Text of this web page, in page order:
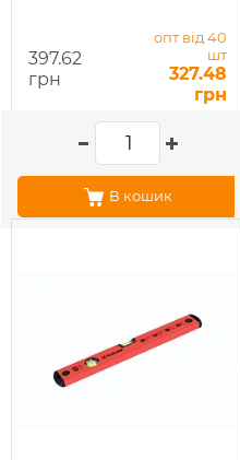
397.62
грн
опт від 40
шт
327.48
грн
В кошик